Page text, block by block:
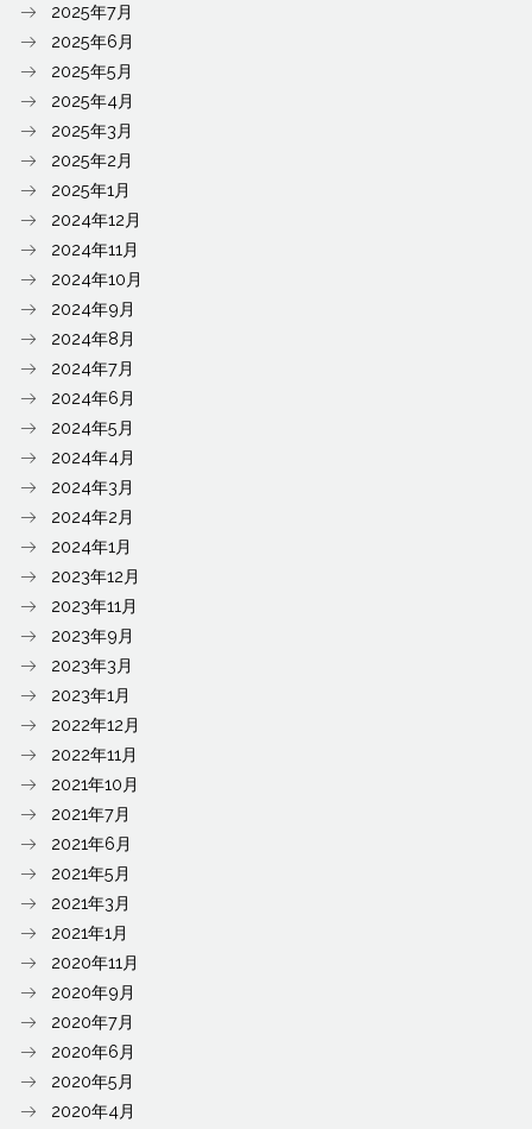
2025年7月
2025年6月
2025年5月
2025年4月
2025年3月
2025年2月
2025年1月
2024年12月
2024年11月
2024年10月
2024年9月
2024年8月
2024年7月
2024年6月
2024年5月
2024年4月
2024年3月
2024年2月
2024年1月
2023年12月
2023年11月
2023年9月
2023年3月
2023年1月
2022年12月
2022年11月
2021年10月
2021年7月
2021年6月
2021年5月
2021年3月
2021年1月
2020年11月
2020年9月
2020年7月
2020年6月
2020年5月
2020年4月